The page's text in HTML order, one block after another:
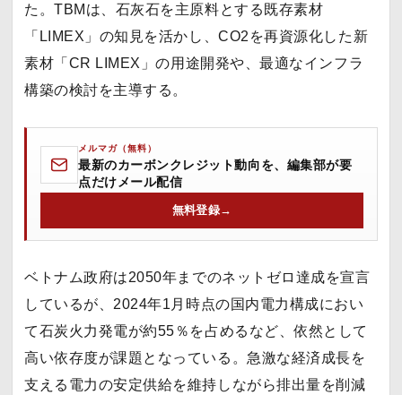
た。TBMは、石灰石を主原料とする既存素材
「LIMEX」の知見を活かし、CO2を再資源化した新
素材「CR LIMEX」の用途開発や、最適なインフラ
構築の検討を主導する。
メルマガ（無料）
最新のカーボンクレジット動向を、編集部が要
点だけメール配信
無料登録→
ベトナム政府は2050年までのネットゼロ達成を宣言
しているが、2024年1月時点の国内電力構成におい
て石炭火力発電が約55％を占めるなど、依然として
高い依存度が課題となっている。急激な経済成長を
支える電力の安定供給を維持しながら排出量を削減